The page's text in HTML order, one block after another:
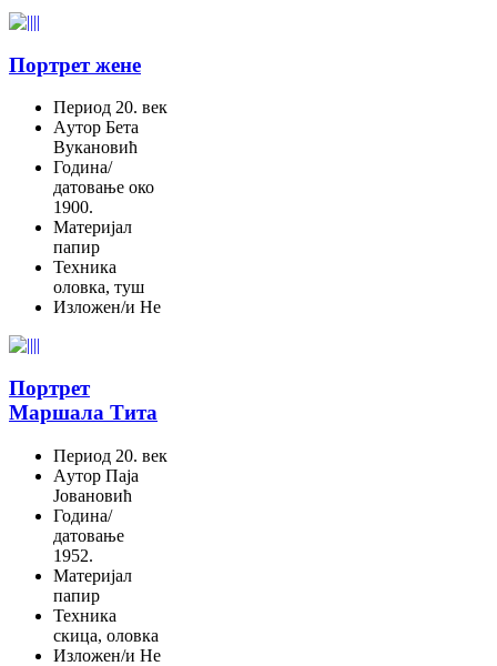
Портрет жене
Период 20. век
Aутор Бета
Вукановић
Година/
датовање око
1900.
Материјал
папир
Техника
оловка, туш
Изложен/и Не
Портрет
Маршала Тита
Период 20. век
Aутор Паја
Јовановић
Година/
датовање
1952.
Материјал
папир
Техника
скица, оловка
Изложен/и Не